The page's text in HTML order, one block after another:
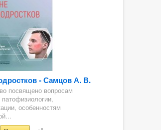
- Самцов А. В.
посвящено вопросам
патофизиологии,
особенностям